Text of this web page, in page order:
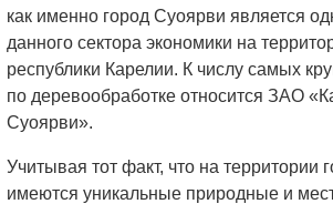
как именно город Суоярви является
данного сектора экономики на
республики Карелии. К числу самых
по деревообработке относится ЗАО
Суоярви».
Учитывая тот факт, что на территории
имеются уникальные природные и